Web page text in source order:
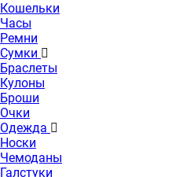
Кошельки
Часы
Ремни
Сумки
Браслеты
Кулоны
Броши
Очки
Одежда
Носки
Чемоданы
Галстуки